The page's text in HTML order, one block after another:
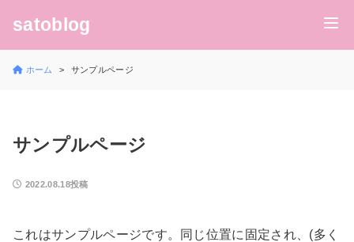
satoblog
ホーム サンプルページ
サンプルページ
2022.08.18投稿
これはサンプルページです。同じ位置に固定され、(多く